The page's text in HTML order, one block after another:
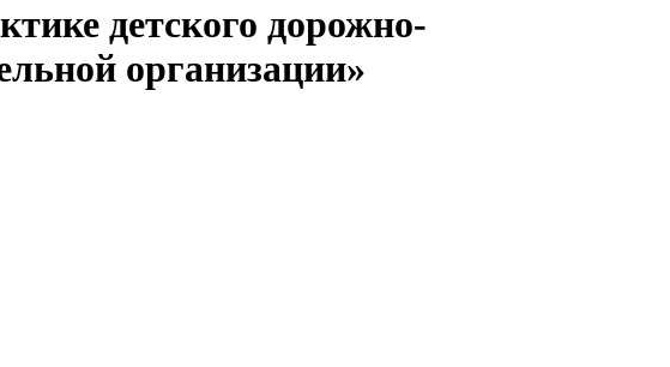
детского дорожно-
организации»